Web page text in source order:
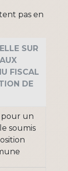
pas en
SUR
FISCAL
DE
pour un
soumis